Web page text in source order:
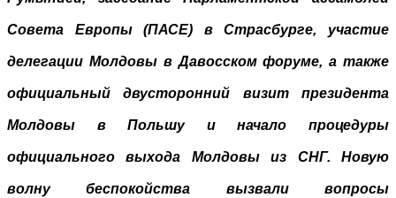
Совета Европы (ПАСЕ) в Страсбурге, участие
делегации Молдовы в Давосском форуме, а также
официальный двусторонний визит президента
Молдовы в Польшу и начало процедуры
официального выхода Молдовы из СНГ. Новую
волну беспокойства вызвали вопросы